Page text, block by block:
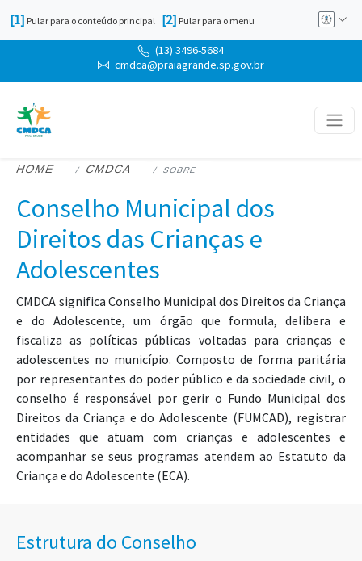
[1] Atalho: Alt+1 -
Pular para o conteúdo principal [2] Atalho: Alt+2 -
Pular para o menu
Menu
Telefone:
(13) 3496-5684
E-mail:
cmdca@praiagrande.sp.gov.br
HOME CMDCA SOBRE
Conselho Municipal dos
Direitos das Crianças e
Adolescentes
CMDCA significa Conselho Municipal dos Direitos da Criança
e do Adolescente, um órgão que formula, delibera e
fiscaliza as políticas públicas voltadas para crianças e
adolescentes no município. Composto de forma paritária
por representantes do poder público e da sociedade civil, o
conselho é responsável por gerir o Fundo Municipal dos
Direitos da Criança e do Adolescente (FUMCAD), registrar
entidades que atuam com crianças e adolescentes e
acompanhar se seus programas atendem ao Estatuto da
Criança e do Adolescente (ECA).
Estrutura do Conselho